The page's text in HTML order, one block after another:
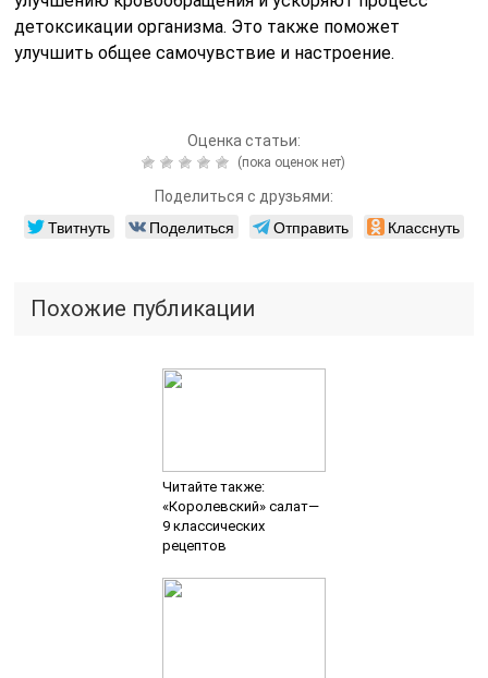
детоксикации организма. Это также поможет
улучшить общее самочувствие и настроение.
Оценка статьи:
(пока оценок нет)
Поделиться с друзьями:
Твитнуть Поделиться Отправить Класснуть
Похожие публикации
Читайте также:
«Королевский» салат—
9 классических
рецептов